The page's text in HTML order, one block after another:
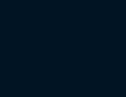
que visa assegurar uma transição
cliente. Com uma sólida equipe de
Para obter mais informações sobre
A Topcon Positioning Systems é
os mercados globais de
(topcon.com), fundada em 1932, é